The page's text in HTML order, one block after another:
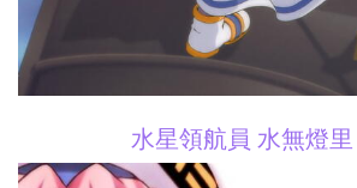
水星領航員 水無燈里